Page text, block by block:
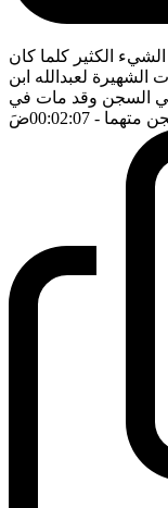
الكثير كلما كان
الشهيرة لعبدالله ابن
في السجن وقد مات في
متهما - 00:02:07 ضَ